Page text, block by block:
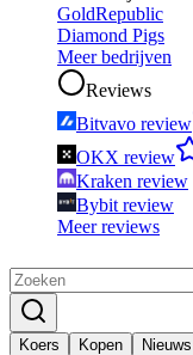
GoldRepublic
Diamond Pigs
Meer bedrijven
Reviews
Bitvavo review
OKX review
Kraken review
Bybit review
Meer reviews
Koers Kopen Nieuws